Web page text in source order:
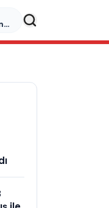
Yonca Samlı ‘dan İkinci Tekli “Donacaksın Sevgilim “ yayımlandı